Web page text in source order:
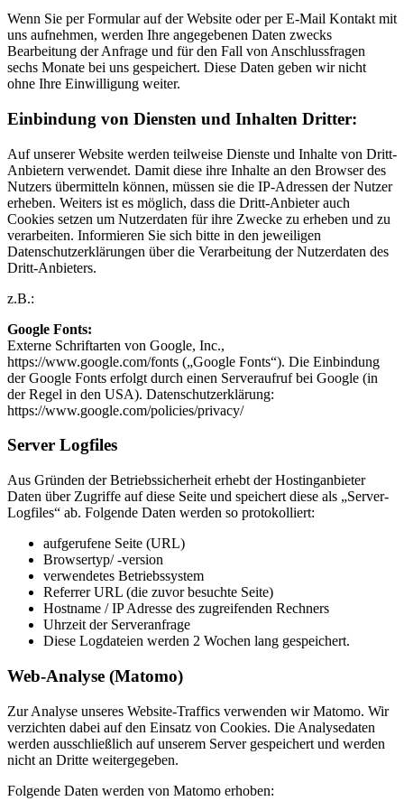
Wenn Sie per Formular auf der Website oder per E-Mail Kontakt mit
uns aufnehmen, werden Ihre angegebenen Daten zwecks
Bearbeitung der Anfrage und für den Fall von Anschlussfragen
sechs Monate bei uns gespeichert. Diese Daten geben wir nicht
ohne Ihre Einwilligung weiter.
Einbindung von Diensten und Inhalten Dritter:
Auf unserer Website werden teilweise Dienste und Inhalte von Dritt-
Anbietern verwendet. Damit diese ihre Inhalte an den Browser des
Nutzers übermitteln können, müssen sie die IP-Adressen der Nutzer
erheben. Weiters ist es möglich, dass die Dritt-Anbieter auch
Cookies setzen um Nutzerdaten für ihre Zwecke zu erheben und zu
verarbeiten. Informieren Sie sich bitte in den jeweiligen
Datenschutzerklärungen über die Verarbeitung der Nutzerdaten des
Dritt-Anbieters.
z.B.:
Google Fonts:
Externe Schriftarten von Google, Inc.,
https://www.google.com/fonts („Google Fonts“). Die Einbindung
der Google Fonts erfolgt durch einen Serveraufruf bei Google (in
der Regel in den USA). Datenschutzerklärung:
https://www.google.com/policies/privacy/
Server Logfiles
Aus Gründen der Betriebssicherheit erhebt der Hostinganbieter
Daten über Zugriffe auf diese Seite und speichert diese als „Server-
Logfiles“ ab. Folgende Daten werden so protokolliert:
aufgerufene Seite (URL)
Browsertyp/ -version
verwendetes Betriebssystem
Referrer URL (die zuvor besuchte Seite)
Hostname / IP Adresse des zugreifenden Rechners
Uhrzeit der Serveranfrage
Diese Logdateien werden 2 Wochen lang gespeichert.
Web-Analyse (Matomo)
Zur Analyse unseres Website-Traffics verwenden wir Matomo. Wir
verzichten dabei auf den Einsatz von Cookies. Die Analysedaten
werden ausschließlich auf unserem Server gespeichert und werden
nicht an Dritte weitergegeben.
Folgende Daten werden von Matomo erhoben: